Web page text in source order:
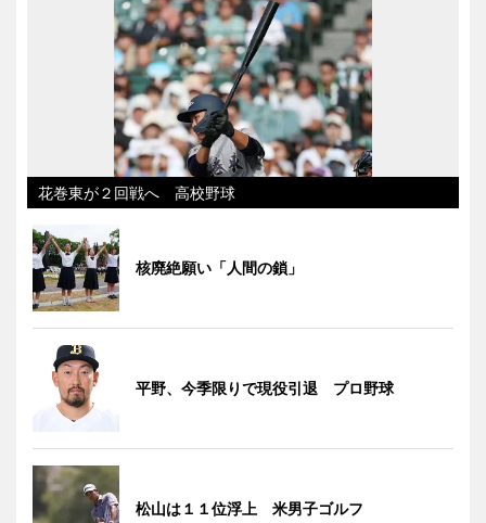
花巻東が２回戦へ 高校野球
核廃絶願い「人間の鎖」
平野、今季限りで現役引退 プロ野球
松山は１１位浮上 米男子ゴルフ